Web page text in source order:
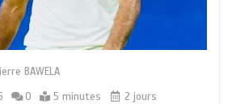
BAWELA
0 5 minutes 2 jours